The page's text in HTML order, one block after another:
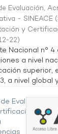
Evaluación,
- SINEACE (
y
22)
Nacional n°
a nivel
superior,
a nivel global
Evaluación,
de la